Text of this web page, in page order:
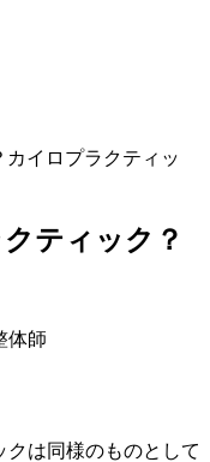
カイロプラクティッ
ティック？
は同様のものとして